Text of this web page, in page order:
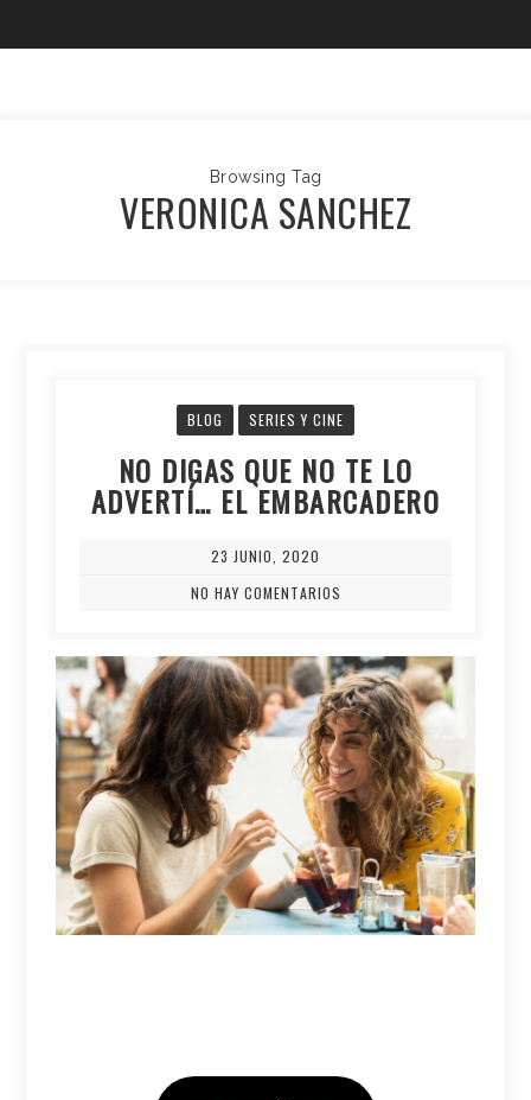
Browsing Tag
VERONICA SANCHEZ
BLOG SERIES Y CINE
NO DIGAS QUE NO TE LO
ADVERTÍ… EL EMBARCADERO
23 JUNIO, 2020
NO HAY COMENTARIOS